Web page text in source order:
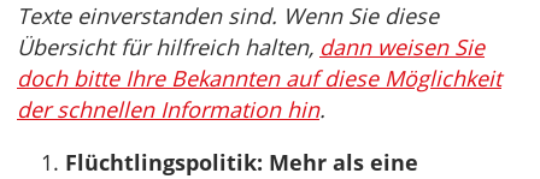
Texte einverstanden sind. Wenn Sie diese
Übersicht für hilfreich halten, dann weisen Sie
doch bitte Ihre Bekannten auf diese Möglichkeit
der schnellen Information hin.
Flüchtlingspolitik: Mehr als eine